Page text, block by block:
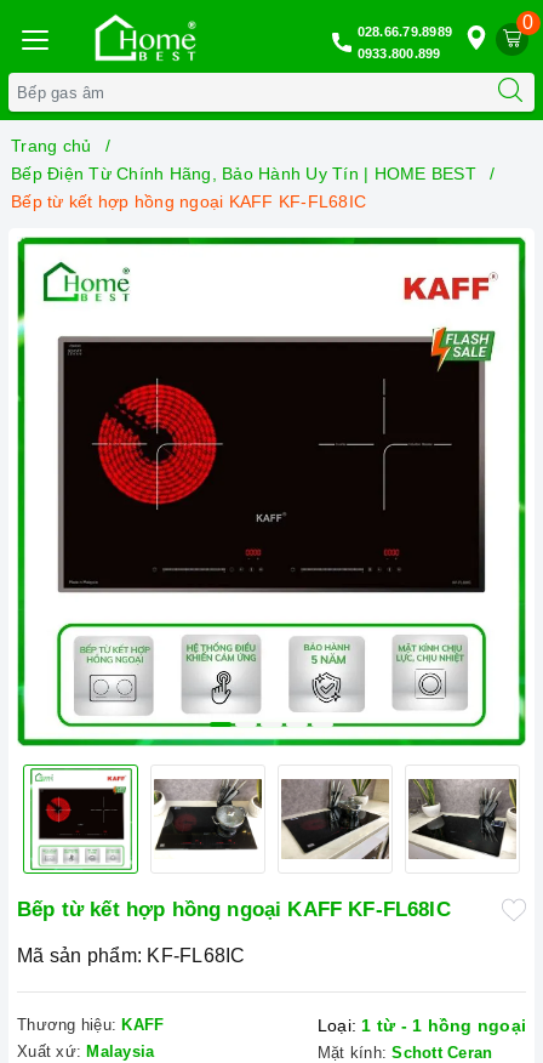
0
028.66.79.8989
0933.800.899
Trang chủ
Bếp Điện Từ Chính Hãng, Bảo Hành Uy Tín | HOME BEST
Bếp từ kết hợp hồng ngoại KAFF KF-FL68IC
Bếp từ kết hợp hồng ngoại KAFF KF-FL68IC
Mã sản phẩm: KF-FL68IC
Thương hiệu: KAFF
Xuất xứ: Malaysia
Loại: 1 từ - 1 hồng ngoại
Mặt kính: Schott Ceran